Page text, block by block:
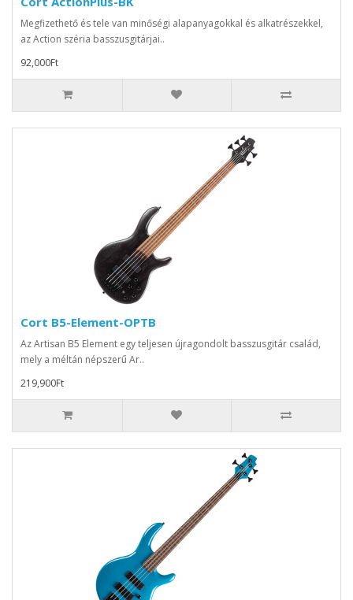
Megfizethető és tele van minőségi alapanyagokkal és alkatrészekkel,
az Action széria basszusgitárjai..
92,000Ft
Cort B5-Element-OPTB
Az Artisan B5 Element egy teljesen újragondolt basszusgitár család,
mely a méltán népszerű Ar..
219,900Ft